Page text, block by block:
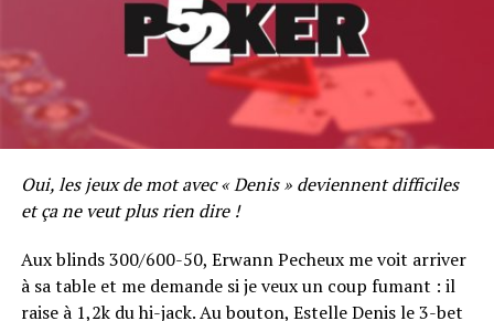
Oui, les jeux de mot avec « Denis » deviennent difficiles
et ça ne veut plus rien dire !
Aux blinds 300/600-50, Erwann Pecheux me voit arriver
à sa table et me demande si je veux un coup fumant : il
raise à 1,2k du hi-jack. Au bouton, Estelle Denis le 3-bet